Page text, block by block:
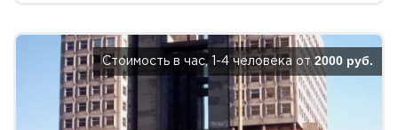
Стоимость в час, 1-4 человека от2000 руб.